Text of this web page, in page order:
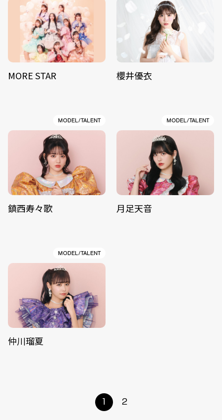
MORE STAR 櫻井優衣
MODEL/TALENT
鎮西寿々歌
MODEL/TALENT
月足天音
MODEL/TALENT
仲川瑠夏
1 2